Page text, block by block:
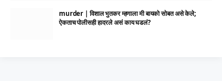
murder | विशाल भुतकर म्हणाला मी बायको सोबत असे केले;
ऐकताच पोलीसही हादरले असं काय घडलं?